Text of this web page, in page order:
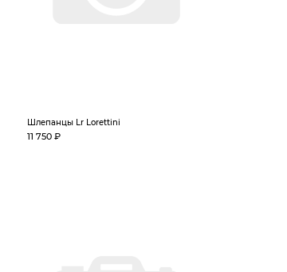
Шлепанцы Lr Lorettini
11 750 ₽